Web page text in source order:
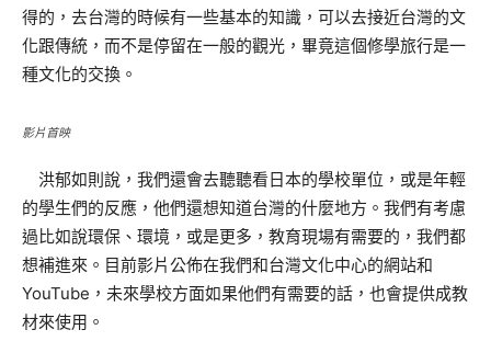
得的，去台灣的時候有一些基本的知識，可以去接近台灣的文
化跟傳統，而不是停留在一般的觀光，畢竟這個修學旅行是一
種文化的交換。
影片首映
洪郁如則說，我們還會去聽聽看日本的學校單位，或是年輕
的學生們的反應，他們還想知道台灣的什麼地方。我們有考慮
過比如說環保、環境，或是更多，教育現場有需要的，我們都
想補進來。目前影片公佈在我們和台灣文化中心的網站和
YouTube，未來學校方面如果他們有需要的話，也會提供成教
材來使用。